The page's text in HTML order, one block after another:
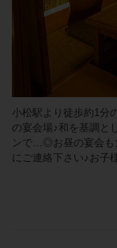
小松駅より徒歩約1分
の宴会場♪和を基調と
ンで…◎お昼の宴会も
にご連絡下さい♪お子